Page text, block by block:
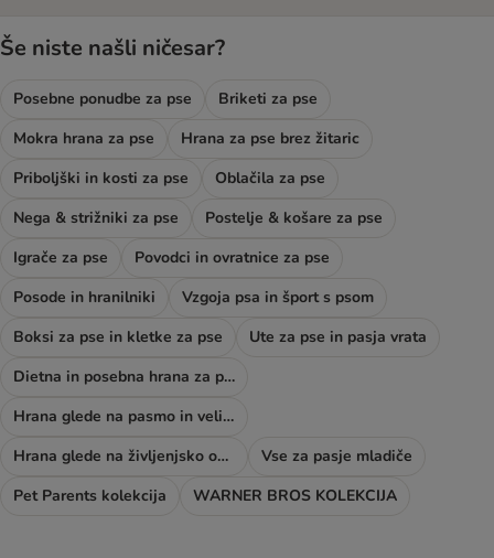
Še niste našli ničesar?
Posebne ponudbe za pse
Briketi za pse
Mokra hrana za pse
Hrana za pse brez žitaric
Priboljški in kosti za pse
Oblačila za pse
Nega & strižniki za pse
Postelje & košare za pse
Igrače za pse
Povodci in ovratnice za pse
Posode in hranilniki
Vzgoja psa in šport s psom
Boksi za pse in kletke za pse
Ute za pse in pasja vrata
Dietna in posebna hrana za pse
Hrana glede na pasmo in velikost psa
Hrana glede na življenjsko obdobje psa
Vse za pasje mladiče
Pet Parents kolekcija
WARNER BROS KOLEKCIJA